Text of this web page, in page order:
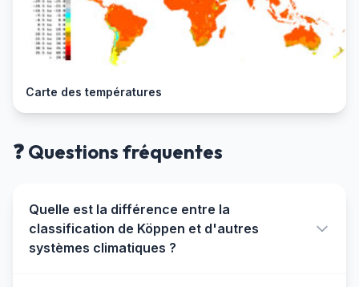
Carte des températures
❓ Questions fréquentes
Quelle est la différence entre la
classification de Köppen et d'autres
systèmes climatiques ?